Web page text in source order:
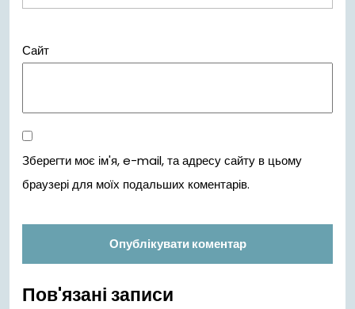
Сайт
Зберегти моє ім'я, e-mail, та адресу сайту в цьому
браузері для моїх подальших коментарів.
Пов'язані записи